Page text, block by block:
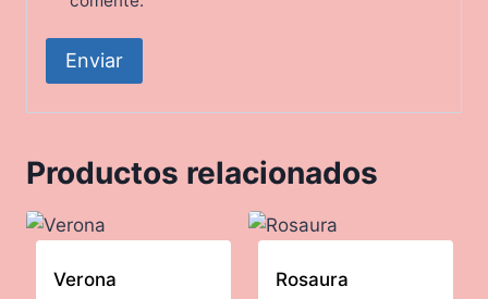
Productos relacionados
Verona Rosaura